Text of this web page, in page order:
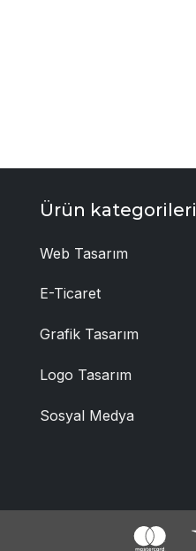
Ürün kategorileri
Web Tasarım
E-Ticaret
Grafik Tasarım
Logo Tasarım
Sosyal Medya